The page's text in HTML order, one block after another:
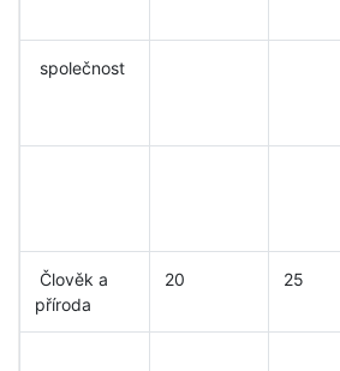
společnost
Člověk a
příroda
20 25